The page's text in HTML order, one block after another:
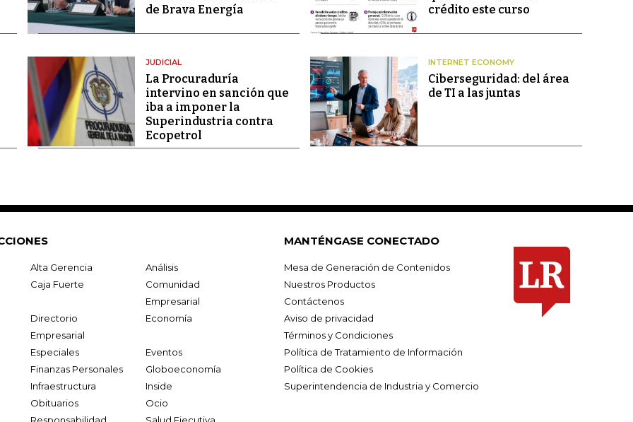
de Brava Energía
crédito este curso
JUDICIAL
La Procuraduría
intervino en sanción que
iba a imponer la
Superindustria contra
Ecopetrol
INTERNET ECONOMY
Ciberseguridad: del área
de TI a las juntas
Alta Gerencia
Análisis
Caja Fuerte
Comunidad
Empresarial
Directorio
Empresarial
Economía
Especiales
Eventos
Finanzas Personales
Globoeconomía
Infraestructura
Inside
Obituarios
Ocio
MANTÉNGASE CONECTADO
Mesa de Generación de Contenidos
Nuestros Productos
Contáctenos
Aviso de privacidad
Términos y Condiciones
Política de Tratamiento de Información
Política de Cookies
Superintendencia de Industria y Comercio